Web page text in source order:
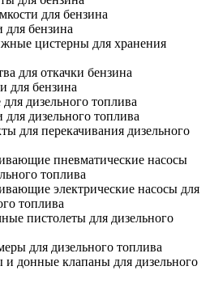
для бензина
бензина
цистерны для хранения
для откачки бензина
для бензина
дизельного топлива
дизельного топлива
для перекачивания дизельного
пневматические насосы
топлива
электрические насосы для
топлива
пистолеты для дизельного
для дизельного топлива
и донные клапаны для дизельного